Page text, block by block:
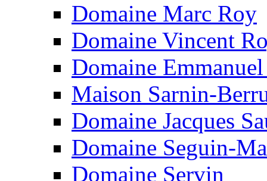
Domaine Marc Roy
Domaine Vincent
Domaine
Maison Sarnin-
Domaine Jacques
Domaine Seguin-
Domaine Servin